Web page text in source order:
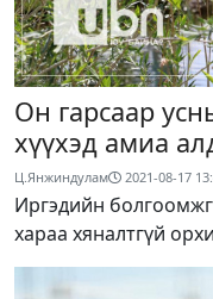
Он гарсаар
хүүхэд амиа
Ц.Янжиндулам 2021-08-17
Иргэдийн
хараа хяналтгүй